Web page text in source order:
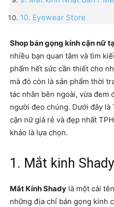
10. Eyewear Store
Shop bán gọng kính cận nữ
nhiều bạn quan tâm và tìm
phẩm hết sức cần thiết cho
mà đó còn là sản phẩm thời
tác nhân bên ngoài, vừa đem
người đeo chúng. Dưới đây là
cận nữ giá rẻ và đẹp nhất
khảo là lựa chọn.
1. Mắt kinh Shady
Mắt Kính Shady là một cái
những địa chỉ bán gọng kính